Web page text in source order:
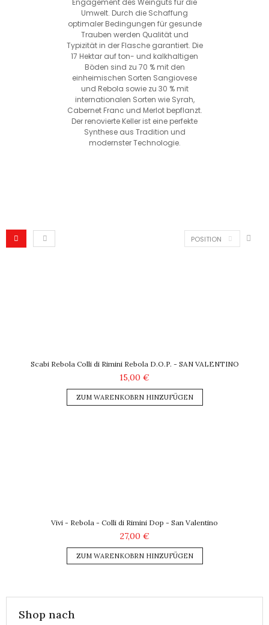
Engagement des Weinguts für die
Umwelt. Durch die Schaffung
optimaler Bedingungen für gesunde
Trauben werden Qualität und
Typizität in der Flasche garantiert. Die
17 Hektar auf ton- und kalkhaltigen
Böden sind zu 70 % mit den
einheimischen Sorten Sangiovese
und Rebola sowie zu 30 % mit
internationalen Sorten wie Syrah,
Cabernet Franc und Merlot bepflanzt.
Der renovierte Keller ist eine perfekte
Synthese aus Tradition und
modernster Technologie.
POSITION
Scabi Rebola Colli di Rimini Rebola D.O.P. - SAN VALENTINO
15,00 €
ZUM WARENKOBRN HINZUFÜGEN
Vivi - Rebola - Colli di Rimini Dop - San Valentino
27,00 €
ZUM WARENKOBRN HINZUFÜGEN
Shop nach